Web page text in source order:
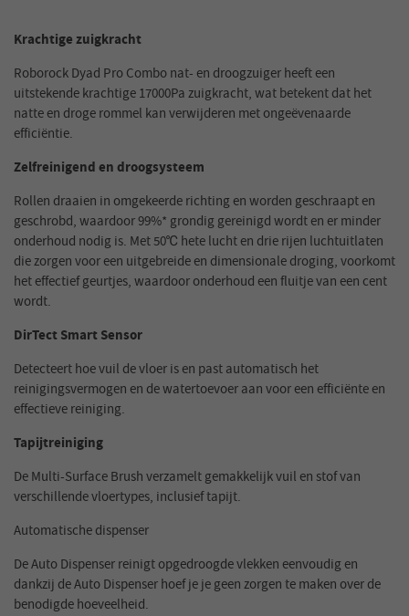
Krachtige zuigkracht
Roborock Dyad Pro Combo nat- en droogzuiger heeft een
uitstekende krachtige 17000Pa zuigkracht, wat betekent dat het
natte en droge rommel kan verwijderen met ongeëvenaarde
efficiëntie.
Zelfreinigend en droogsysteem
Rollen draaien in omgekeerde richting en worden geschraapt en
geschrobd, waardoor 99%* grondig gereinigd wordt en er minder
onderhoud nodig is. Met 50℃ hete lucht en drie rijen luchtuitlaten
die zorgen voor een uitgebreide en dimensionale droging, voorkomt
het effectief geurtjes, waardoor onderhoud een fluitje van een cent
wordt.
DirTect Smart Sensor
Detecteert hoe vuil de vloer is en past automatisch het
reinigingsvermogen en de watertoevoer aan voor een efficiënte en
effectieve reiniging.
Tapijtreiniging
De Multi-Surface Brush verzamelt gemakkelijk vuil en stof van
verschillende vloertypes, inclusief tapijt.
Automatische dispenser
De Auto Dispenser reinigt opgedroogde vlekken eenvoudig en
dankzij de Auto Dispenser hoef je je geen zorgen te maken over de
benodigde hoeveelheid.